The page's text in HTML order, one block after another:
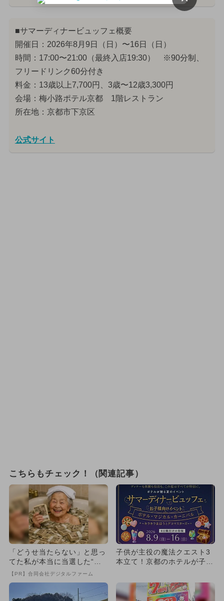
■サマーディナービュッフェ概要
開催日：2026年8月9日（日）〜16日（日）
時間：17:00〜21:00（最終入店19:30） ※90分制、
フリードリンク60分付き
料金：13歳以上7,700円、3歳〜12歳3,300円
会場：梅小路ポテル京都 1階レストラン
所在地：京都市下京区
公式サイト
こちらもチェック！（関連記事）
「どうせ当たらない」と思っ
てた私が本当に当選した“買
い方”がこれ
【PR】合同会社デジタルファーム
子供が主役の魔法クエスト3
本立て！京都のホテルが子供